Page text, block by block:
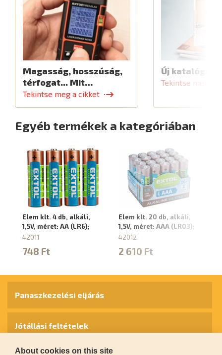
Magasság, hosszúság,
térfogat... Mit…
Tekintse meg a cikket
Új katalógus
Tekintse meg a
Egyéb termékek a kategóriában
Elem klt. 4 db, alkáli,
1,5V, méret: AA (LR6);
42011
748 Ft
Elem klt. 20 db, alkáli,
1,5V, méret: AAA (LR03);
42012
2 610 Ft
Panaszkezelési eljárás
Jótállási feltételek
About cookies on this site